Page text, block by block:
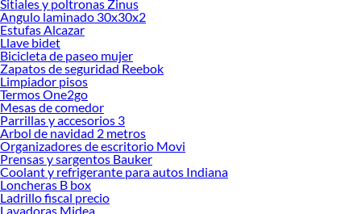
Sitiales y poltronas Zinus
Angulo laminado 30x30x2
Estufas Alcazar
Llave bidet
Bicicleta de paseo mujer
Zapatos de seguridad Reebok
Limpiador pisos
Termos One2go
Mesas de comedor
Parrillas y accesorios 3
Arbol de navidad 2 metros
Organizadores de escritorio Movi
Prensas y sargentos Bauker
Coolant y refrigerante para autos Indiana
Loncheras B box
Ladrillo fiscal precio
Lavadoras Midea